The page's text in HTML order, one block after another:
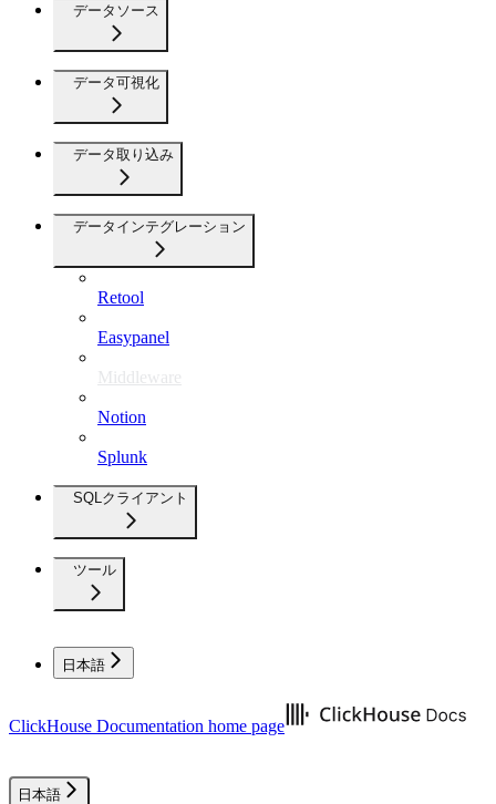
データソース
データ可視化
データ取り込み
データインテグレーション
Retool
Easypanel
Middleware
Notion
Splunk
SQLクライアント
ツール
日本語
ClickHouse Documentation home page
日本語